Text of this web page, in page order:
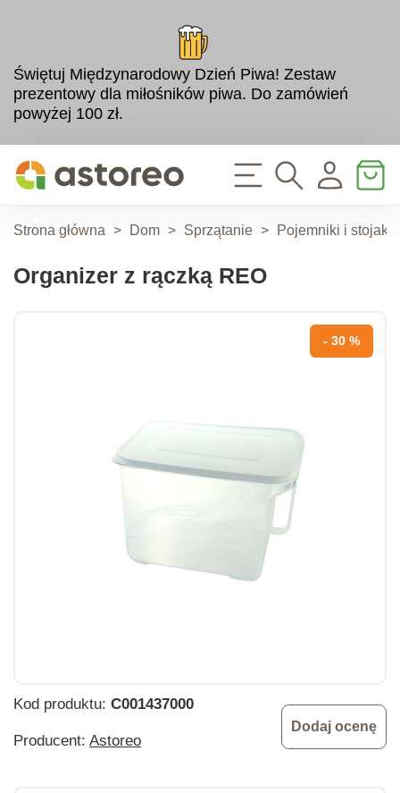
Świętuj Międzynarodowy Dzień Piwa! Zestaw
prezentowy dla miłośników piwa. Do zamówień
powyżej 100 zł.
Strona główna > Dom > Sprzątanie > Pojemniki i stojaki
Organizer z rączką REO
- 30 %
Kod produktu: C001437000
Producent: Astoreo
Dodaj ocenę